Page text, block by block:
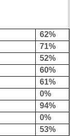
62%
71%
52%
60%
61%
0%
94%
0%
53%